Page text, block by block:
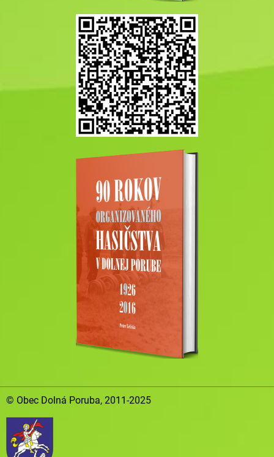
© Obec Dolná Poruba, 2011-2025